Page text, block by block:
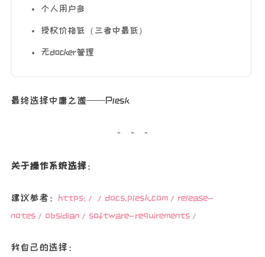
个人用户多
授权价格低（三者中最低）
无docker管理
最终选择中庸之道——Plesk
关于操作系统选择：
建议参考： https://docs.plesk.com/release-
notes/obsidian/software-requirements/
我自己的选择：